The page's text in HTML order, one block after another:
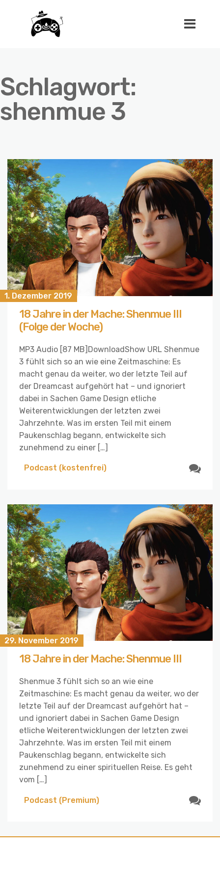
Schlagwort:
shenmue 3
1. Dezember 2019
18 Jahre in der Mache: Shenmue III
(Folge der Woche)
MP3 Audio [87 MB]DownloadShow URL Shenmue
3 fühlt sich so an wie eine Zeitmaschine: Es
macht genau da weiter, wo der letzte Teil auf
der Dreamcast aufgehört hat – und ignoriert
dabei in Sachen Game Design etliche
Weiterentwicklungen der letzten zwei
Jahrzehnte. Was im ersten Teil mit einem
Paukenschlag begann, entwickelte sich
zunehmend zu einer […]
Podcast (kostenfrei)
29. November 2019
18 Jahre in der Mache: Shenmue III
Shenmue 3 fühlt sich so an wie eine
Zeitmaschine: Es macht genau da weiter, wo der
letzte Teil auf der Dreamcast aufgehört hat –
und ignoriert dabei in Sachen Game Design
etliche Weiterentwicklungen der letzten zwei
Jahrzehnte. Was im ersten Teil mit einem
Paukenschlag begann, entwickelte sich
zunehmend zu einer spirituellen Reise. Es geht
vom […]
Podcast (Premium)